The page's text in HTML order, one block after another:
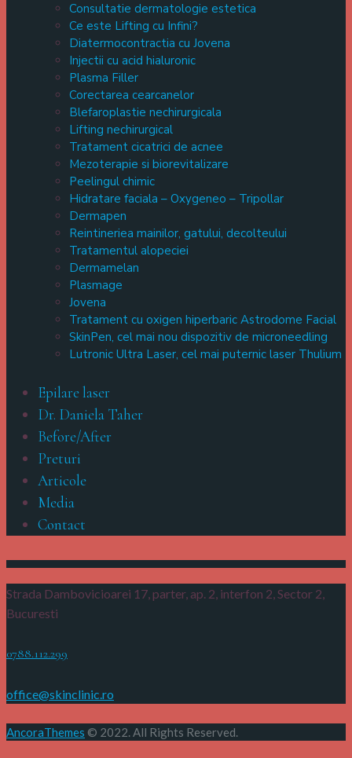
Consultatie dermatologie estetica
Ce este Lifting cu Infini?
Diatermocontractia cu Jovena
Injectii cu acid hialuronic
Plasma Filler
Corectarea cearcanelor
Blefaroplastie nechirurgicala
Lifting nechirurgical
Tratament cicatrici de acnee
Mezoterapie si biorevitalizare
Peelingul chimic
Hidratare faciala – Oxygeneo – Tripollar
Dermapen
Reintineriea mainilor, gatului, decolteului
Tratamentul alopeciei
Dermamelan
Plasmage
Jovena
Tratament cu oxigen hiperbaric Astrodome Facial
SkinPen, cel mai nou dispozitiv de microneedling
Lutronic Ultra Laser, cel mai puternic laser Thulium
Epilare laser
Dr. Daniela Taher
Before/After
Preturi
Articole
Media
Contact
Strada Dambovicioarei 17, parter, ap. 2, interfon 2, Sector 2,
Bucuresti
0788.112.299
office@skinclinic.ro
AncoraThemes © 2022. All Rights Reserved.